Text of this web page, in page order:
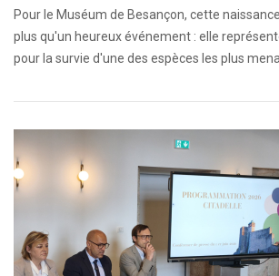
Pour le Muséum de Besançon, cette
plus qu'un heureux événement : elle
pour la survie d'une des espèces les plus